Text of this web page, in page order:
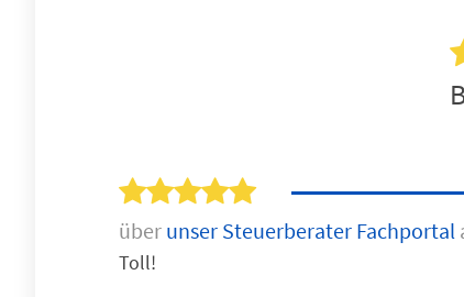
über unser Steuerberater Fachportal
Toll!